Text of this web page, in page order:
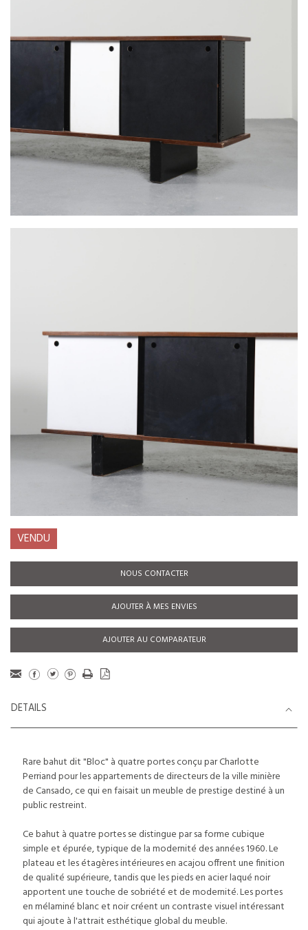
VENDU
NOUS CONTACTER
AJOUTER À MES ENVIES
AJOUTER AU COMPARATEUR
DETAILS
Rare bahut dit "Bloc" à quatre portes conçu par Charlotte
Perriand pour les appartements de directeurs de la ville minière
de Cansado, ce qui en faisait un meuble de prestige destiné à un
public restreint.
Ce bahut à quatre portes se distingue par sa forme cubique
simple et épurée, typique de la modernité des années 1960. Le
plateau et les étagères intérieures en acajou offrent une finition
de qualité supérieure, tandis que les pieds en acier laqué noir
apportent une touche de sobriété et de modernité. Les portes
en mélaminé blanc et noir créent un contraste visuel intéressant
qui ajoute à l'attrait esthétique global du meuble.